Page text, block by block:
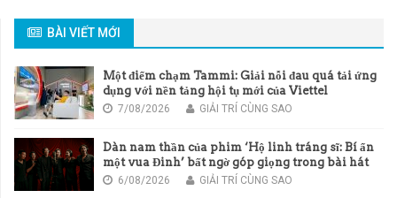
BÀI VIẾT MỚI
Một điểm chạm Tammi: Giải nỗi đau quá tải ứng
dụng với nền tảng hội tụ mới của Viettel
7/08/2026 GIẢI TRÍ CÙNG SAO
Dàn nam thần của phim ‘Hộ linh tráng sĩ: Bí ẩn
một vua Đinh’ bất ngờ góp giọng trong bài hát
chủ đề của phim
6/08/2026 GIẢI TRÍ CÙNG SAO